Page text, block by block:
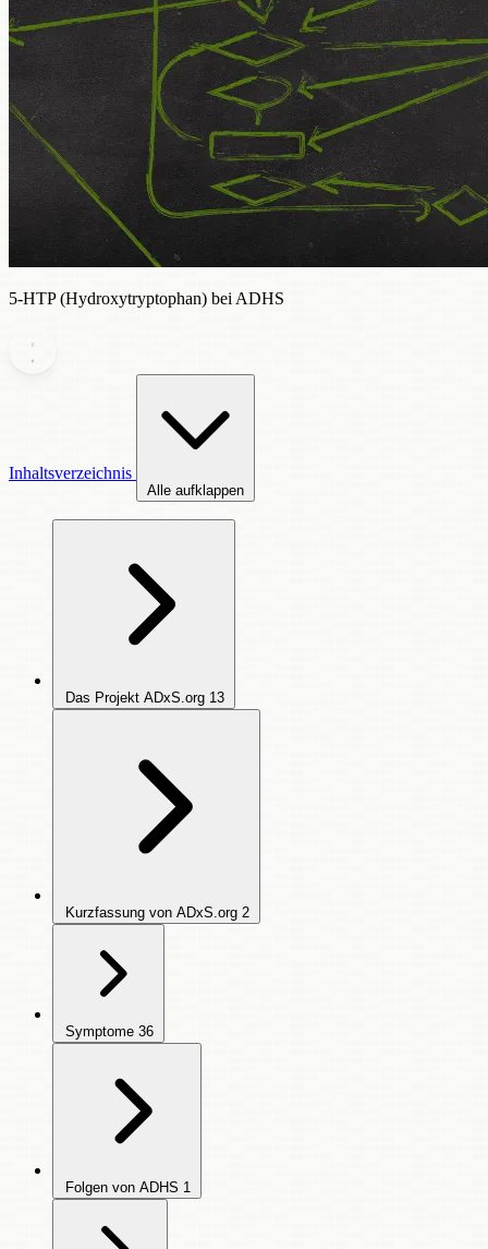
5-HTP (Hydroxytryptophan) bei ADHS
Inhaltsverzeichnis
Alle aufklappen
Das Projekt ADxS.org 13
Kurzfassung von ADxS.org 2
Symptome 36
Folgen von ADHS 1